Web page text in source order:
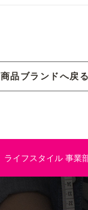
商品ブランドへ戻る
ライフスタイル 事業